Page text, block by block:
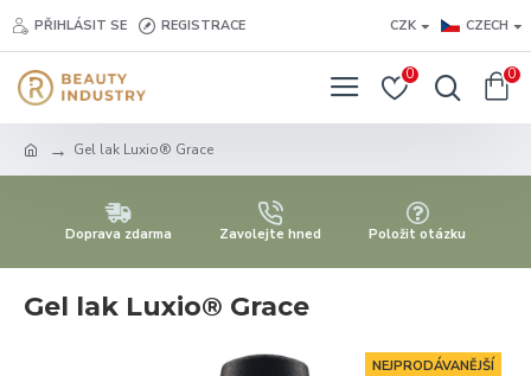
PŘIHLÁSIT SE REGISTRACE CZK CZECH
0 0
Gel lak Luxio® Grace
Doprava zdarma Zavolejte hned Položit otázku
Gel lak Luxio® Grace
NEJPRODÁVANĚJŠÍ